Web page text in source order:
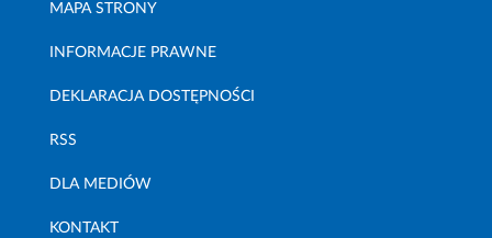
MAPA STRONY
INFORMACJE PRAWNE
DEKLARACJA DOSTĘPNOŚCI
RSS
DLA MEDIÓW
KONTAKT